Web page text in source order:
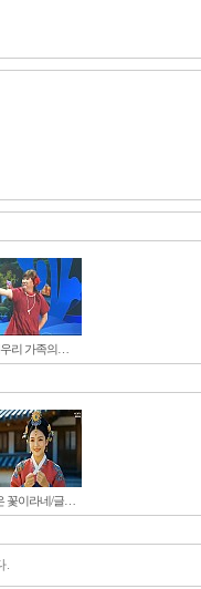
리 가족의…
꽃이라네/글…
.